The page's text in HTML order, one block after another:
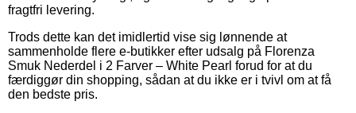
fragtfri levering.
Trods dette kan det imidlertid vise sig lønnende at
sammenholde flere e-butikker efter udsalg på Florenza
Smuk Nederdel i 2 Farver – White Pearl forud for at du
færdiggør din shopping, sådan at du ikke er i tvivl om at få
den bedste pris.